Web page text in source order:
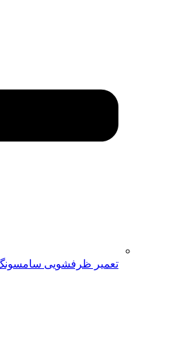
تعمیر ظرفشویی سامسونگ